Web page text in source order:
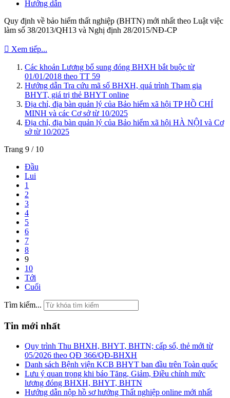
Hướng dẫn
Quy định về bảo hiểm thất nghiệp (BHTN) mới nhất theo Luật việc
làm số 38/2013/QH13 và Nghị định 28/2015/NĐ-CP
Xem tiếp...
Các khoản Lương bổ sung đóng BHXH bắt buộc từ
01/01/2018 theo TT 59
Hướng dẫn Tra cứu mã số BHXH, quá trình Tham gia
BHYT, giá trị thẻ BHYT online
Địa chỉ, địa bàn quản lý của Bảo hiểm xã hội TP HỒ CHÍ
MINH và các Cơ sở từ 10/2025
Địa chỉ, địa bàn quản lý của Bảo hiểm xã hội HÀ NỘI và Cơ
sở từ 10/2025
Trang 9 / 10
Đầu
Lui
1
2
3
4
5
6
7
8
9
10
Tới
Cuối
Tìm kiếm...
Tin mới nhất
Quy trình Thu BHXH, BHYT, BHTN; cấp sổ, thẻ mới từ
05/2026 theo QĐ 366/QĐ-BHXH
Danh sách Bệnh viện KCB BHYT ban đầu trên Toàn quốc
Lưu ý quan trọng khi báo Tăng, Giảm, Điều chỉnh mức
lương đóng BHXH, BHYT, BHTN
Hướng dẫn nộp hồ sơ hưởng Thất nghiệp online mới nhất